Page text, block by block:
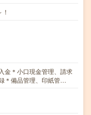
金＊小口現金管理、請求
＊備品管理、印紙管…